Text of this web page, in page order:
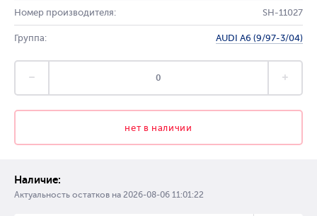
Номер производителя: SH-11027
Группа: AUDI A6 (9/97-3/04)
нет в наличии
Наличие:
Актуальность остатков на 2026-08-06 11:01:22